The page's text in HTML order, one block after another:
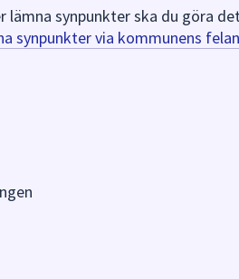
lämna synpunkter ska du göra
synpunkter via kommunens